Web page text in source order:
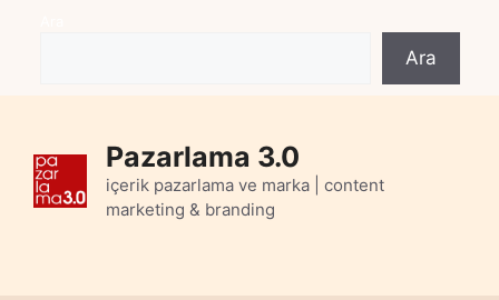
Ara
Pazarlama 3.0
içerik pazarlama ve marka | content
marketing & branding